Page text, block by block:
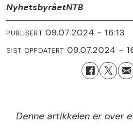
NyhetsbyråetNTB
PUBLISERT 09.07.2024 - 16:13
SIST OPPDATERT 09.07.2024 -
Denne artikkelen er over